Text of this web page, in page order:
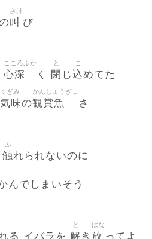
叫
さけ
び
心深
こころふか
く 閉
と
じ込
こ
めてた
味
ぎみ
の観賞魚
かんしょうぎょ
さ
触
ふ
れられないのに
んでしまいそう
解
と
放
はな